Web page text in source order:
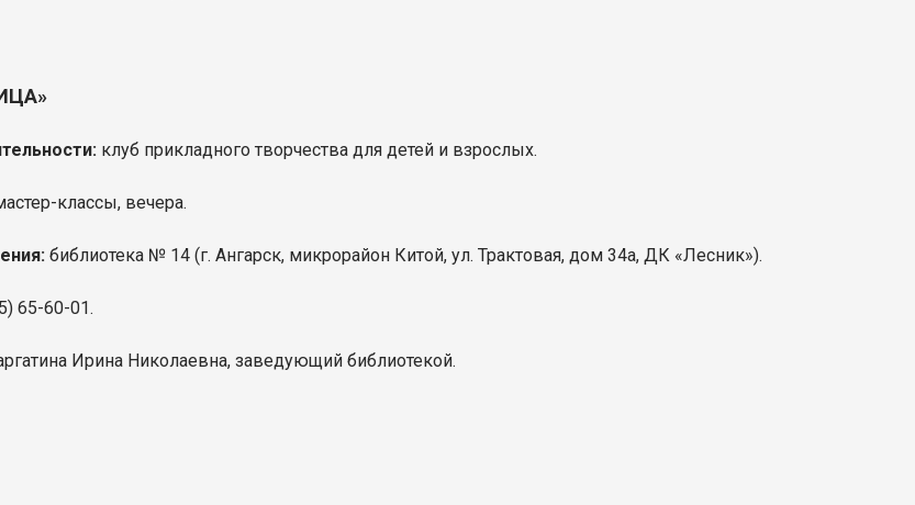
клуб прикладного творчества для детей и взрослых.
классы, вечера.
библиотека № 14 (г. Ангарск, микрорайон Китой, ул. Трактовая, дом 34а, ДК «Лесник»).
65-60-01.
Ирина Николаевна, заведующий библиотекой.